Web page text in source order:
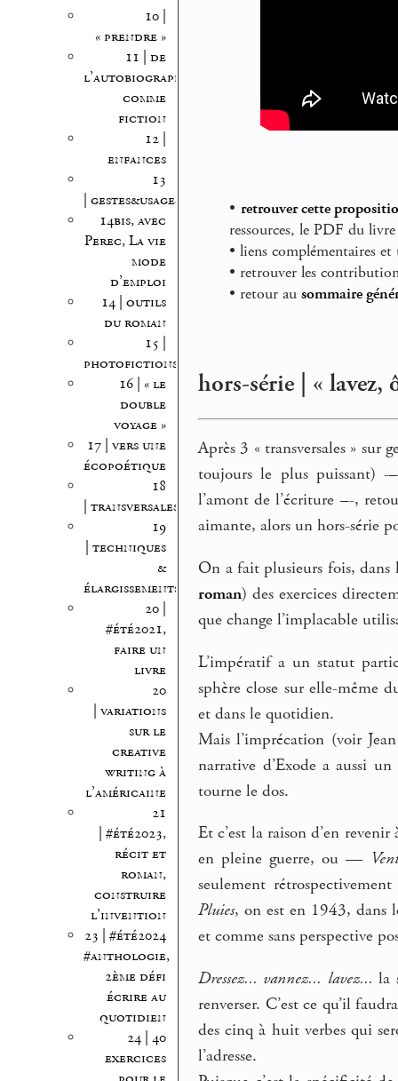
10 |
« prendre »
11 | de
l’autobiographie
comme
fiction
12 |
enfances
13
| gestes&usages
14bis, avec
Perec, La vie
mode
d’emploi
14 | outils
du roman
15 |
photofictions
16 | « le
double
voyage »
17 | vers une
écopoétique
18
| transversales
19
| techniques
&
élargissements
20 |
#été2021,
faire un
livre
20
| variations
sur le
creative
writing à
l’américaine
21
| #été2023,
récit et
roman,
construire
l’invention
23 | #été2024
#anthologie,
2ème défi
écrire au
quotidien
24 | 40
exercices
• retrouver cette
ressources, le PDF du
• liens complémentaires et
• retrouver les
• retour au sommaire
hors-série | « lavez,
Après 3 « transversales » sur
toujours le plus puissant) -
l’amont de l’écriture –-,
aimante, alors un hors-série
On a fait plusieurs fois, dans
roman) des exercices
que change l’implacable
L’impératif a un statut
sphère close sur elle-même
et dans le quotidien.
Mais l’imprécation (voir
narrative d’Exode a aussi
tourne le dos.
Et c’est la raison d’en
en pleine guerre, ou —
seulement
Pluies, on est en 1943, dans
et comme sans perspective
Dressez... vannez... lavez... la
renverser. C’est ce qu’il
des cinq à huit verbes qui
l’adresse.